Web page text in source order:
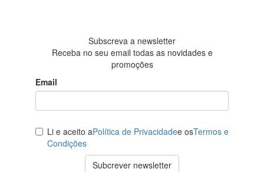
Subscreva a newsletter
Receba no seu email todas as novidades e
promoções
Email
Li e aceito aPolítica de Privacidadee osTermos e
Condições
Subcrever newsletter